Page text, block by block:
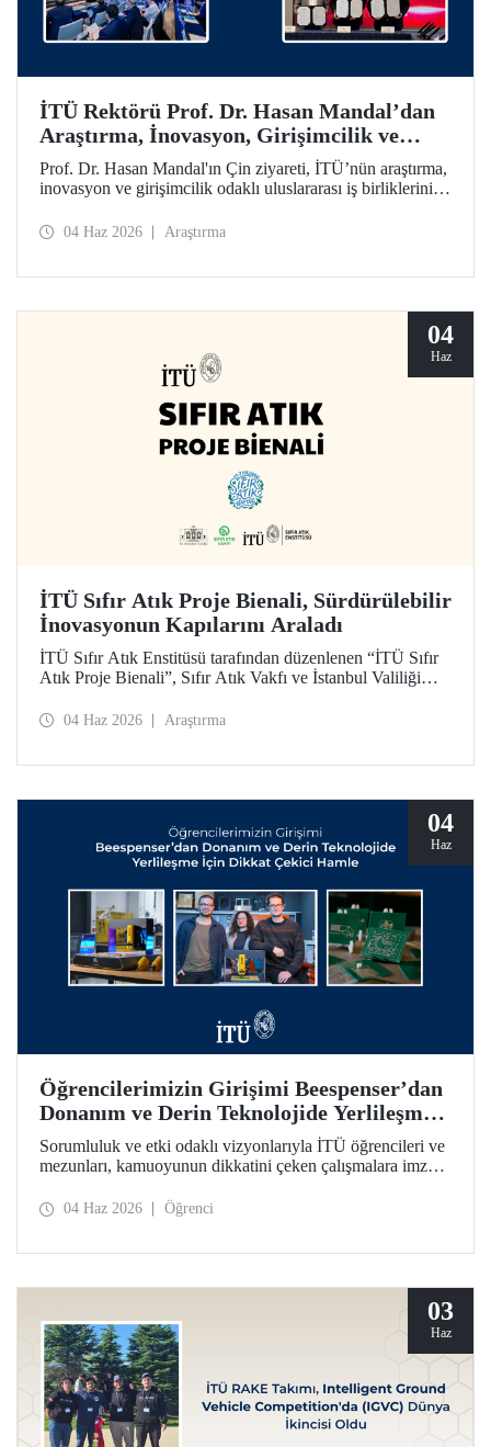
İTÜ Rektörü Prof. Dr. Hasan Mandal’dan
Araştırma, İnovasyon, Girişimcilik ve
Teknoloji Odaklı Uluslararası İş
Birliklerini Güçlendiren Çin Ziyareti
Prof. Dr. Hasan Mandal'ın Çin ziyareti, İTÜ’nün araştırma,
inovasyon ve girişimcilik odaklı uluslararası iş birliklerini
owned Capital Investment Co. (SSCI) ve TIMC ile İTÜ
04 Haz 2026 Araştırma
04
Haz
İTÜ Sıfır Atık Proje Bienali, Sürdürülebilir
İnovasyonun Kapılarını Araladı
İTÜ Sıfır Atık Enstitüsü tarafından düzenlenen “İTÜ Sıfır
Atık Proje Bienali”, Sıfır Atık Vakfı ve İstanbul Valiliği
kapsamında 3 Haziran 2026’da İTÜ Süleyman Demirel
04 Haz 2026 Araştırma
04
Haz
Öğrencilerimizin Girişimi Beespenser’dan
Donanım ve Derin Teknolojide Yerlileşme
İçin Dikkat Çekici Hamle
Sorumluluk ve etki odaklı vizyonlarıyla İTÜ öğrencileri ve
mezunları, kamuoyunun dikkatini çeken çalışmalara imza
yolculuğunun somutlaşan örnekleri arasında Beespenser de
04 Haz 2026 Öğrenci
03
Haz